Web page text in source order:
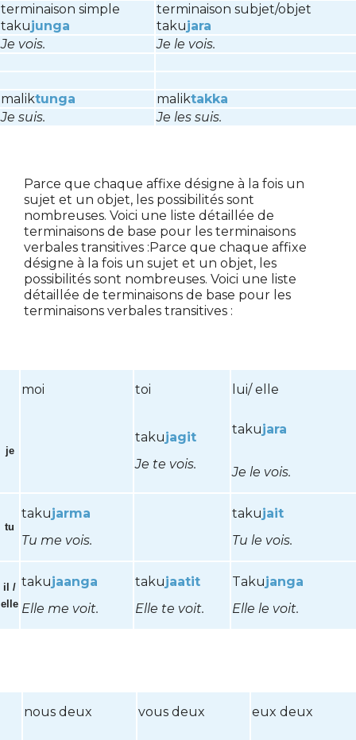
terminaison simple
terminaison subjet/objet
takujunga takujara
Je vois.
Je le vois.
maliktunga maliktakka
Je suis.
Je les suis.
Parce que chaque affixe désigne à la fois un
sujet et un objet, les possibilités sont
nombreuses. Voici une liste détaillée de
terminaisons de base pour les terminaisons
verbales transitives : Parce que chaque affixe
désigne à la fois un sujet et un objet, les
possibilités sont nombreuses. Voici une liste
détaillée de terminaisons de base pour les
terminaisons verbales transitives :
moi toi lui/ elle
je
takujagit
Je te vois.
takujara
Je le vois.
tu
takujarma
Tu me vois.
takujait
Tu le vois.
il /
elle
takujaanga
Elle me voit.
takujaatit
Elle te voit.
Takujanga
Elle le voit.
nous deux vous deux eux deux